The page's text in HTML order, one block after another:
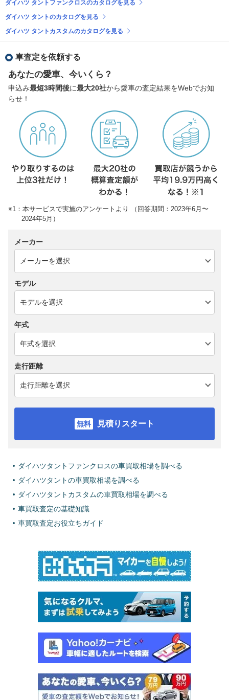
ダイハツ タントファンクロスのカタログを見る
ダイハツ タントのカタログを見る
ダイハツ タントカスタムのカタログを見る
車査定を依頼する
あなたの愛車、今いくら？
申込み最短3時間後に最大20社から愛車の査定結果をWebでお知
らせ！
※1：本サービスで実施のアンケートより （回答期間：2023年6月〜
2024年5月）
メーカー
モデル
年式
走行距離
見積りスタート
ダイハツタントファンクロスの車買取相場を調べる
ダイハツタントの車買取相場を調べる
ダイハツタントカスタムの車買取相場を調べる
車買取査定の基礎知識
車買取査定お役立ちガイド